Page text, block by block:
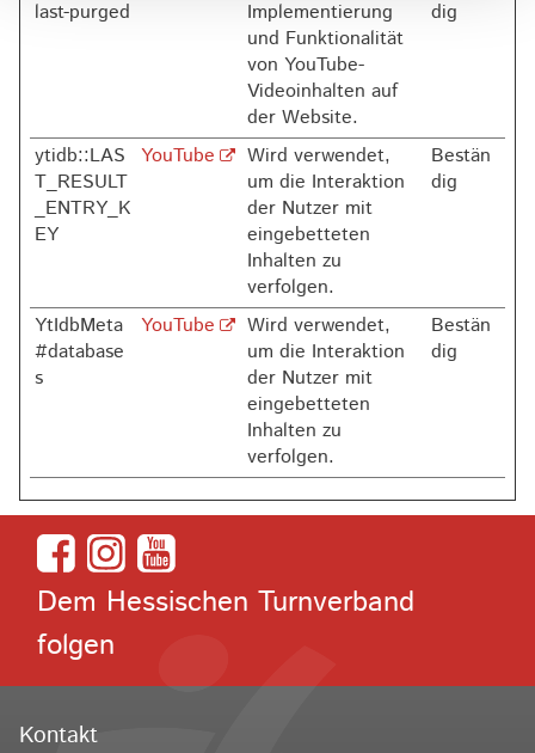
last-purged
Implementierung
und Funktionalität
von YouTube-
Videoinhalten auf
der Website.
dig
ytidb::LAS
T_RESULT
_ENTRY_K
EY
YouTube
Wird verwendet,
um die Interaktion
der Nutzer mit
eingebetteten
Inhalten zu
verfolgen.
Bestän
dig
YtIdbMeta
#database
s
YouTube
Wird verwendet,
um die Interaktion
der Nutzer mit
eingebetteten
Inhalten zu
verfolgen.
Bestän
dig
Dem Hessischen Turnverband
folgen
Kontakt